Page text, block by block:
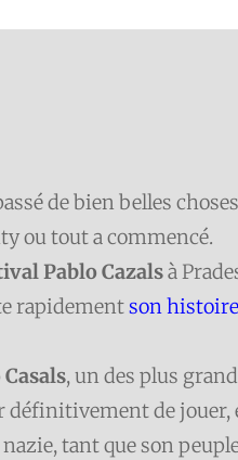
de bien belles
ou tout a commencé.
Pablo Cazalsà
rapidementson histoire
, un des plus
définitivement de jouer,
nazie, tant que son